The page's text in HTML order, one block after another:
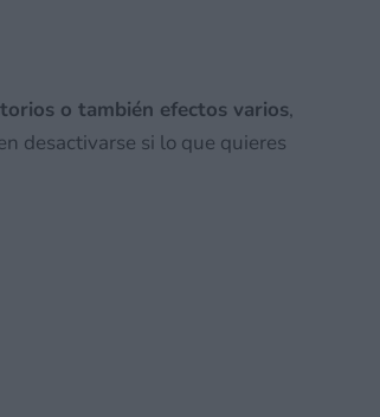
o también efectos varios,
desactivarse si lo que quieres